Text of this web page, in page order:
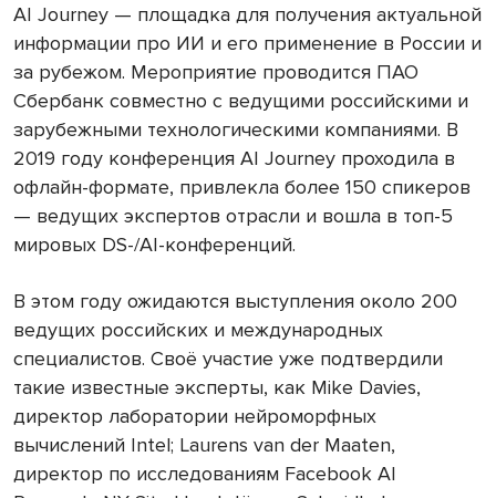
AI Journey — площадка для получения актуальной
информации про ИИ и его применение в России и
за рубежом. Мероприятие проводится ПАО
Сбербанк совместно с ведущими российскими и
зарубежными технологическими компаниями. В
2019 году конференция AI Journey проходила в
офлайн-формате, привлекла более 150 спикеров
— ведущих экспертов отрасли и вошла в топ-5
мировых DS-/AI-конференций.
В этом году ожидаются выступления около 200
ведущих российских и международных
специалистов. Своё участие уже подтвердили
такие известные эксперты, как Mike Davies,
директор лаборатории нейроморфных
вычислений Intel; Laurens van der Maaten,
директор по исследованиям Facebook AI